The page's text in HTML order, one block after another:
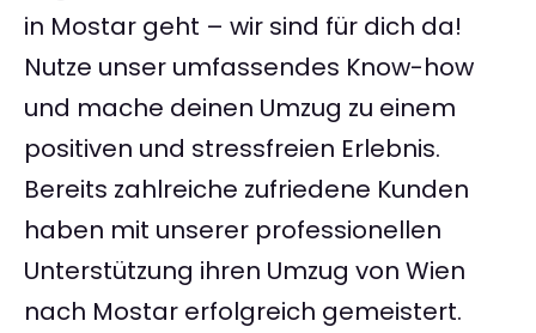
in Mostar geht – wir sind für dich da!
Nutze unser umfassendes Know-how
und mache deinen Umzug zu einem
positiven und stressfreien Erlebnis.
Bereits zahlreiche zufriedene Kunden
haben mit unserer professionellen
Unterstützung ihren Umzug von Wien
nach Mostar erfolgreich gemeistert.